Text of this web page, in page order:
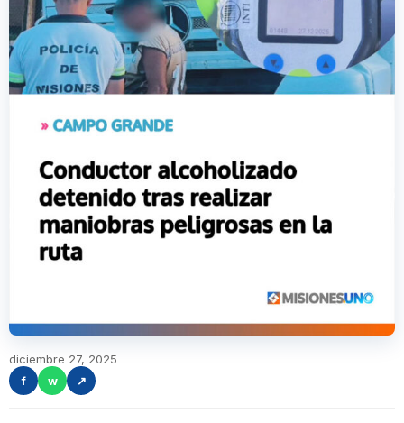
diciembre 27, 2025
f
w ↗